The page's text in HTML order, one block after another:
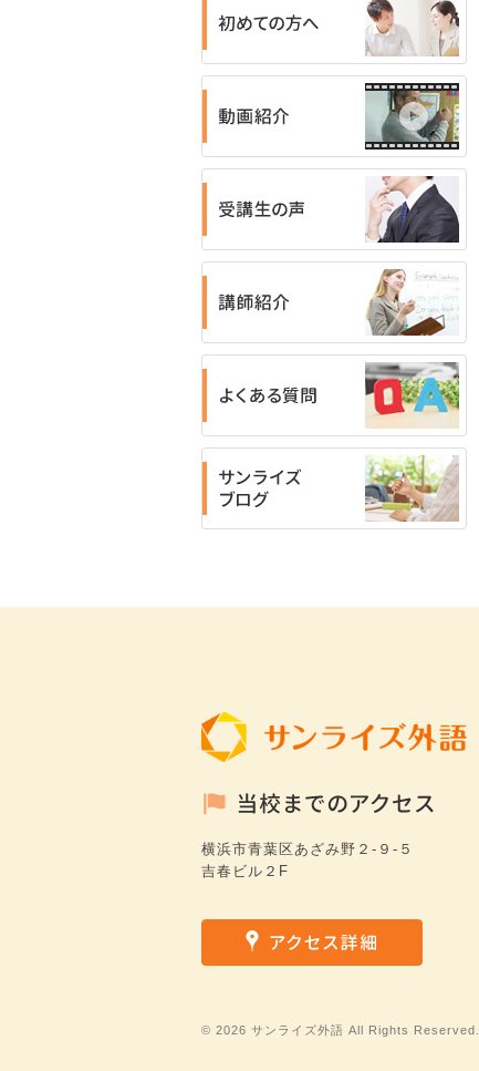
横浜市青葉区あざみ野２-９-５
吉春ビル２F
© 2026 サンライズ外語 All Rights Reserved.